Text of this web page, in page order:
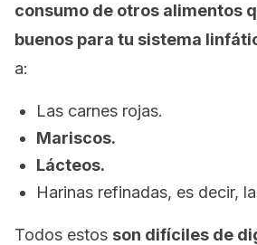
consumo de otros alimentos
buenos para tu sistema
a:
Las carnes rojas.
Mariscos.
Lácteos.
Harinas refinadas, es decir,
Todos estos son difíciles de